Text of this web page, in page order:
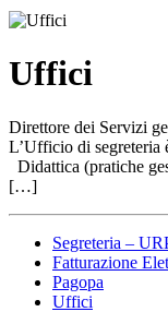
Uffici
Direttore dei Servizi
L’Ufficio di
Didattica (pratiche
[…]
Segreteria –
Fatturazione
Pagopa
Uffici